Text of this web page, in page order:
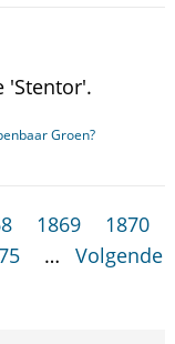
'Stentor'.
Groen?
1869
1870
…
Volgende